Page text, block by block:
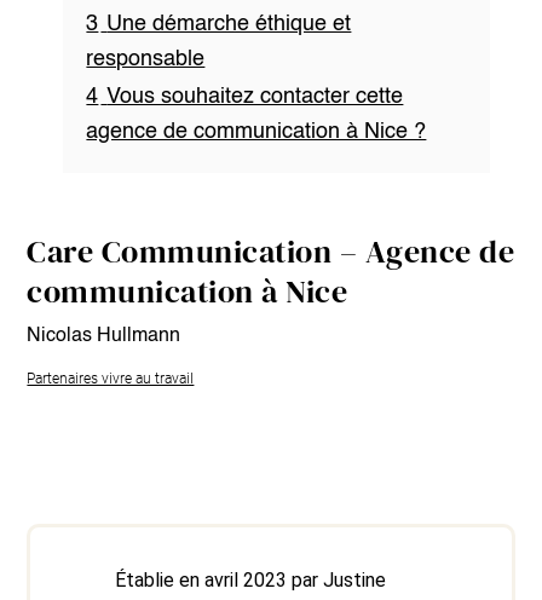
3 Une démarche éthique et
responsable
4 Vous souhaitez contacter cette
agence de communication à Nice ?
Care Communication – Agence de
communication à Nice
Nicolas Hullmann
Partenaires vivre au travail
Établie en avril 2023 par Justine